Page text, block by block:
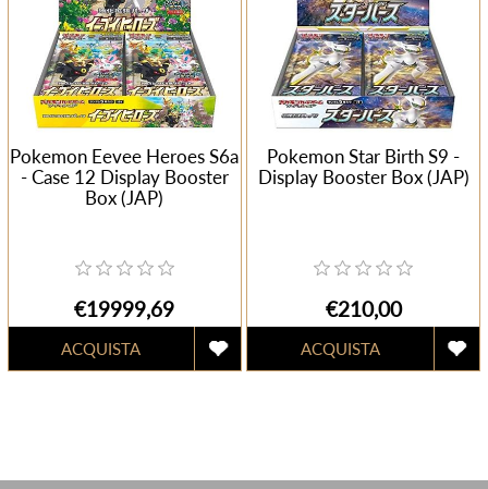
Pokemon Eevee Heroes S6a
- Case 12 Display Booster
Box (JAP)
€19999,69
Pokemon Star Birth S9 -
Display Booster Box (JAP)
€210,00